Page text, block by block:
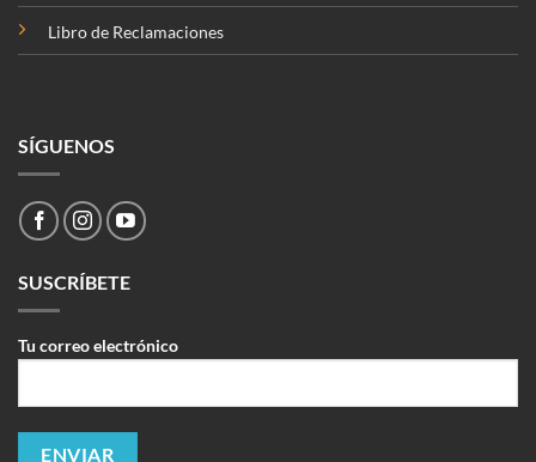
Libro de Reclamaciones
SÍGUENOS
SUSCRÍBETE
Tu correo electrónico